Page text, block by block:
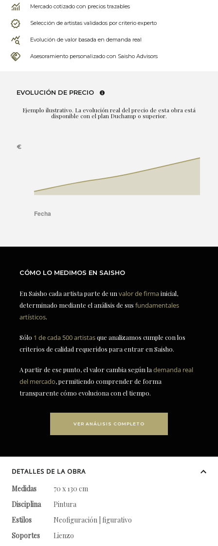
Mercado cotizado con precios trazables
Selección de artistas validados por criterio experto
Evolución de valor basada en demanda real
Asesoramiento personalizado con Saisho Advisors
EVOLUCIÓN DE PRECIO
Ejemplo ilustrativo. La evolución real del precio de esta obra está
disponible con el plan Duchamp o superior.
CÓMO LO MEDIMOS EN SAISHO
En Saisho cada artista parte de un valor de firmainicial,
determinado mediante el análisis de sus fundamentales
artísticos.
Sólo 1 de cada 500 artistasque analizamos cumple con los
criterios de calidad requeridos para entrar en Saisho.
A partir de ese punto, el valor cambia según la demanda real
del mercado, permitiendo comprender de forma
transparente cómo evoluciona con el tiempo.
VER ANÁLISIS COMPLETO
DETALLES DE LA OBRA
Medidas
70 x 130 cm
Disciplina
Pintura
Estilos
Neofiguración | figurativo
Soportes
Lienzo